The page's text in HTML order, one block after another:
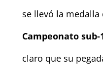
se llevó la medalla
Campeonato
claro que su